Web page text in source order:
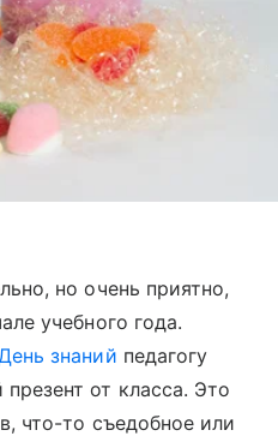
но очень приятно,
учебного года.
знаний педагогу
от класса. Это
что-то съедобное или